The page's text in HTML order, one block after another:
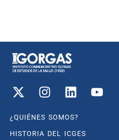
¿QUIÉNES SOMOS?
HISTORIA DEL ICGES